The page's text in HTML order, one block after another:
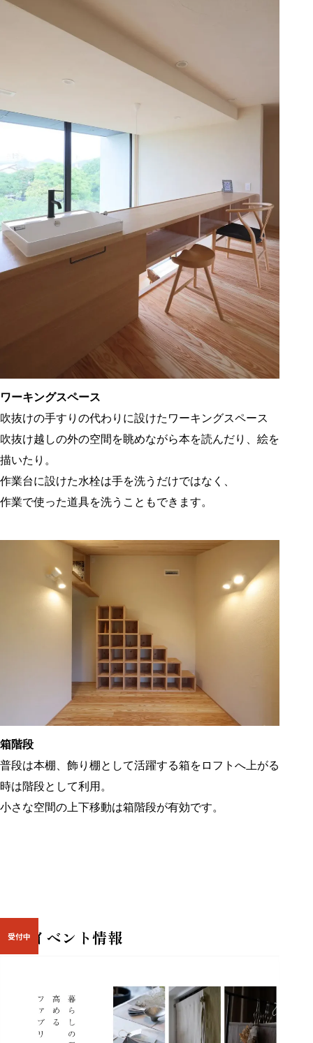
ワーキングスペース
吹抜けの手すりの代わりに設けたワーキングスペース
吹抜け越しの外の空間を眺めながら本を読んだり、絵を
描いたり。
作業台に設けた水栓は手を洗うだけではなく、
作業で使った道具を洗うこともできます。
箱階段
普段は本棚、飾り棚として活躍する箱をロフトへ上がる
時は階段として利用。
小さな空間の上下移動は箱階段が有効です。
最新イベント情報
受付中